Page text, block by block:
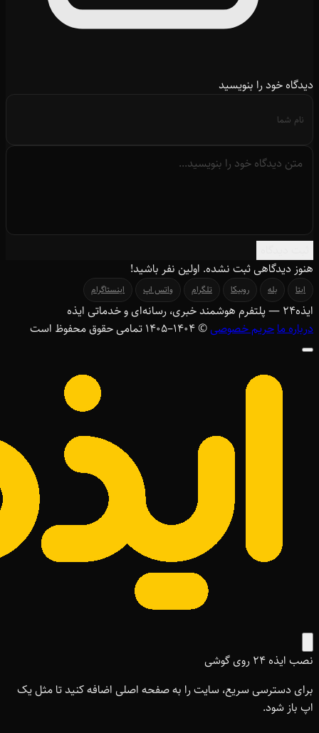
دیدگاه خود را بنویسید
هنوز دیدگاهی ثبت نشده. اولین نفر باشید!
ایتا بله روبیکا تلگرام واتس اپ اینستاگرام
ایذه۲۴ — پلتفرم هوشمند خبری، رسانه‌ای و خدماتی ایذه
درباره ماحریم خصوصی© ۱۴۰۴–1405 تمامی حقوق محفوظ است
نصب ایذه ۲۴ روی گوشی
برای دسترسی سریع، سایت را به صفحه اصلی اضافه کنید تا مثل یک
اپ باز شود.